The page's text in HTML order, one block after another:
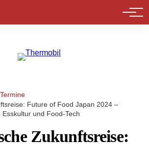
Future of Food Japan 2024 –
und Food-Tech
Zukunftsreise: